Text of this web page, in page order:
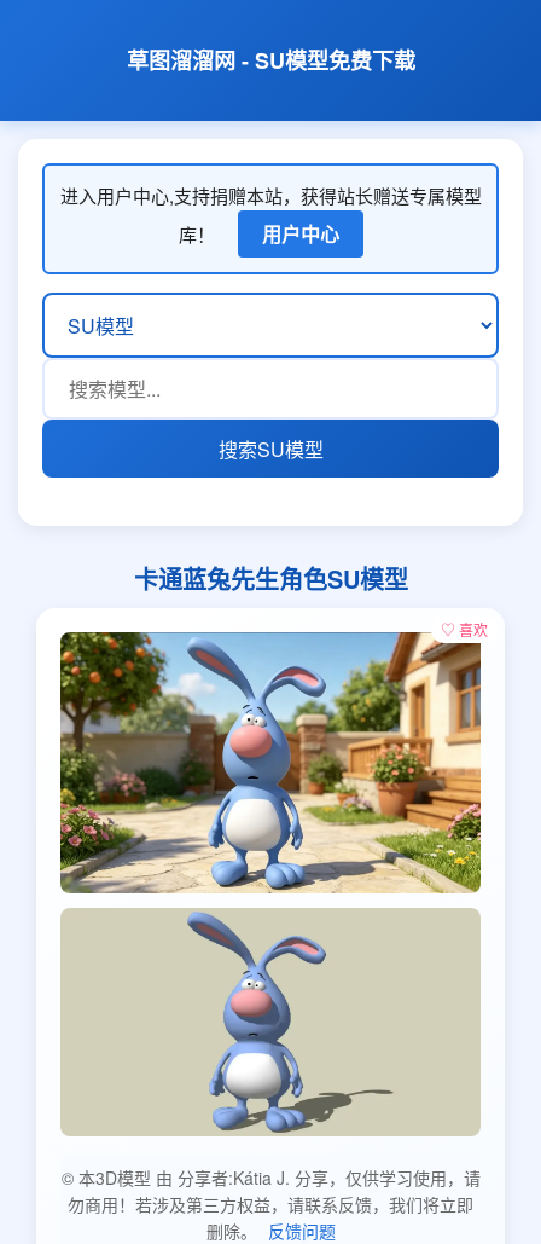
草图溜溜网 - SU模型免费下载
进入用户中心,支持捐赠本站，获得站长赠送专属模型
库！
用户中心
搜索SU模型
卡通蓝兔先生角色SU模型
♡ 喜欢
© 本3D模型 由 分享者:Kátia J. 分享，仅供学习使用，请
勿商用！若涉及第三方权益，请联系反馈，我们将立即
删除。
反馈问题